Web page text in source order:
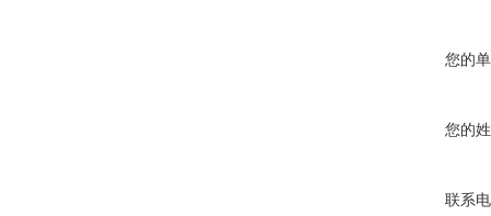
您的
您的
联系